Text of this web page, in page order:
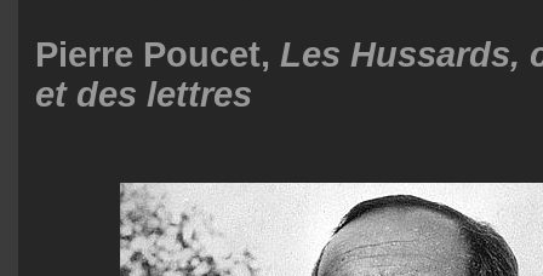
Pierre Poucet, Les Hussards,
et des lettres